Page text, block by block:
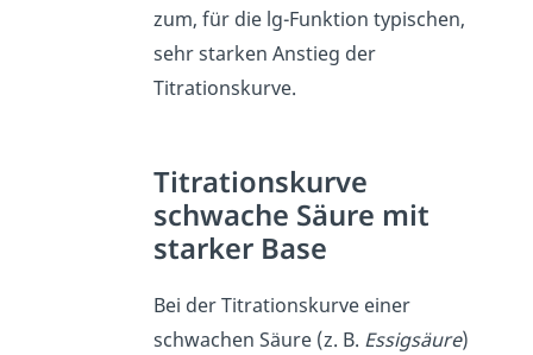
zum, für die lg-Funktion typischen,
sehr starken Anstieg der
Titrationskurve.
Titrationskurve
schwache Säure mit
starker Base
Bei der Titrationskurve einer
schwachen Säure (z. B. Essigsäure)